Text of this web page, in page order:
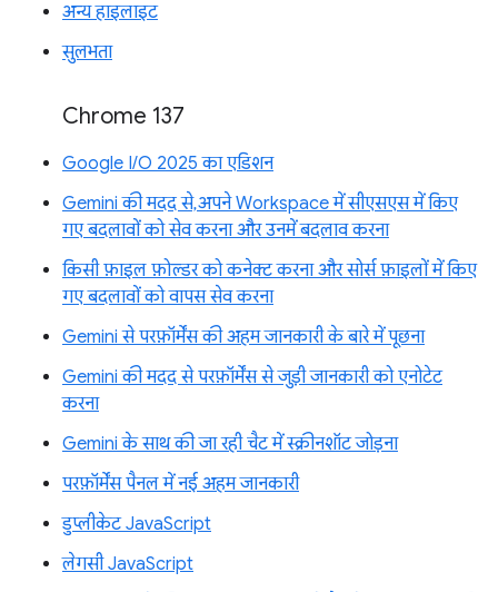
अन्य हाइलाइट
सुलभता
Chrome 137
Google I/O 2025 का एडिशन
Gemini की मदद से, अपने Workspace में सीएसएस में किए
गए बदलावों को सेव करना और उनमें बदलाव करना
किसी फ़ाइल फ़ोल्डर को कनेक्ट करना और सोर्स फ़ाइलों में किए
गए बदलावों को वापस सेव करना
Gemini से परफ़ॉर्मेंस की अहम जानकारी के बारे में पूछना
Gemini की मदद से परफ़ॉर्मेंस से जुड़ी जानकारी को एनोटेट
करना
Gemini के साथ की जा रही चैट में स्क्रीनशॉट जोड़ना
परफ़ॉर्मेंस पैनल में नई अहम जानकारी
डुप्लीकेट JavaScript
लेगसी JavaScript